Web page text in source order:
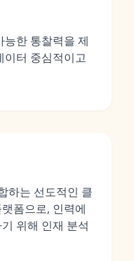
한 통찰력을 제
이터 중심적이고
하는 선도적인 클
폼으로, 인력에
위해 인재 분석